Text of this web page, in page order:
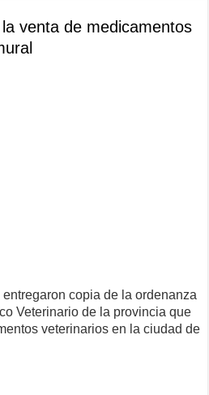
venta de medicamentos
copia de la ordenanza
Veterinario de la provincia que
veterinarios en la ciudad de